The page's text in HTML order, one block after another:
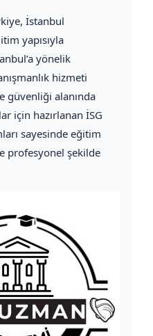
, İstanbul
yapısıyla
yönelik
hizmeti
güvenliği alanında
için hazırlanan İSG
sayesinde eğitim
profesyonel şekilde